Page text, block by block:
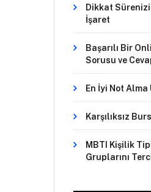
Dikkat
İşaret
Başarılı Bir
Sorusu ve
En İyi Not
Karşılıksız
MBTI Kişilik
Gruplarını